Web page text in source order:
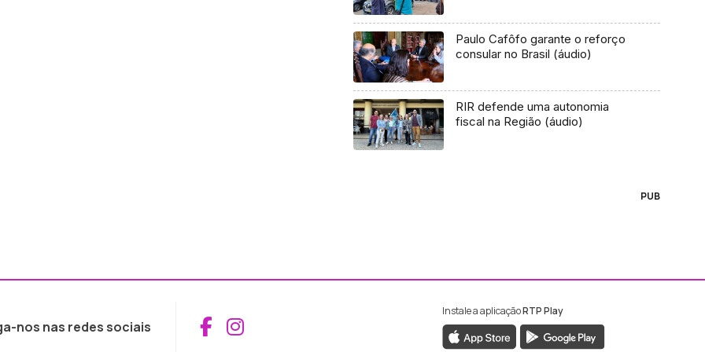
Paulo Cafôfo garante o reforço
consular no Brasil (áudio)
RIR defende uma autonomia
fiscal na Região (áudio)
PUB
nos nas redes sociais Aceder ao Facebook da RTP Madeira
Aceder ao Instagram da RTP Madeira
Instale a aplicaçãoRTP Play